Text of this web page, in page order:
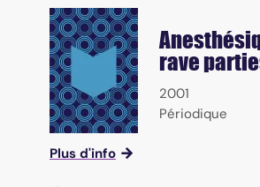
rave
2001
Périodique
Plus d'info